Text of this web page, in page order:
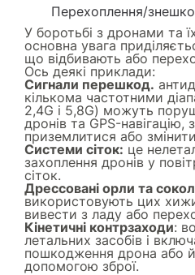
Перехоплення/
У боротьбі з дронами та
основна увага
що відбивають або
Ось деякі приклади:
Сигнали перешкод.
кількома частотними
2,4G і 5,8G) можуть
дронів та GPS-
приземлитися або
Системи сіток: це
захоплення дронів у
сіток.
Дрессовані орли та
використовують цих
вивести з ладу або
Кінетичні контрзаходи:
летальних засобів і
пошкодження дрона або
допомогою зброї.